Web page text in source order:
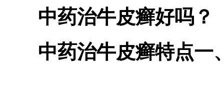
中药治牛皮癣好吗？
中药治牛皮癣特点一